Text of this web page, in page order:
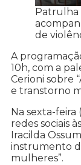
Patrulha
de
A
10h, com a
Cerioni sobre
e transtorno
Na sexta-feira
redes sociais
Iracilda
instrumento
mulheres”.